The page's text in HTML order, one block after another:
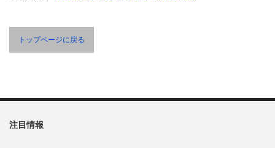
トップページに戻る
注目情報